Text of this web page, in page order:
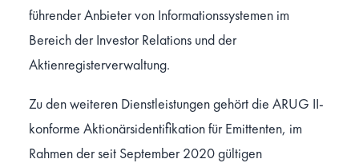
führender Anbieter von Informationssystemen im
Bereich der Investor Relations und der
Aktienregisterverwaltung.
Zu den weiteren Dienstleistungen gehört die ARUG II-
konforme Aktionärsidentifikation für Emittenten, im
Rahmen der seit September 2020 gültigen